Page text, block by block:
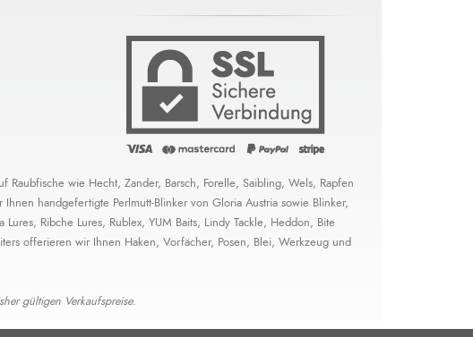
wie Hecht, Zander, Barsch, Forelle, Saibling, Wels, Rapfen
handgefertigte Perlmutt-Blinker von Gloria Austria sowie Blinker,
Ribche Lures, Rublex, YUM Baits, Lindy Tackle, Heddon, Bite
offerieren wir Ihnen Haken, Vorfächer, Posen, Blei, Werkzeug und
gültigen Verkaufspreise.